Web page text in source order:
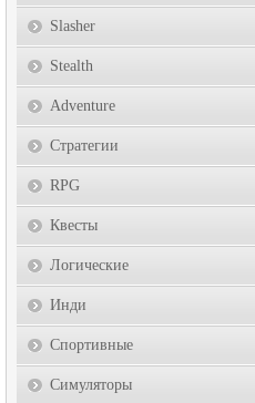
Slasher
Stealth
Adventure
Стратегии
RPG
Квесты
Логические
Инди
Спортивные
Симуляторы